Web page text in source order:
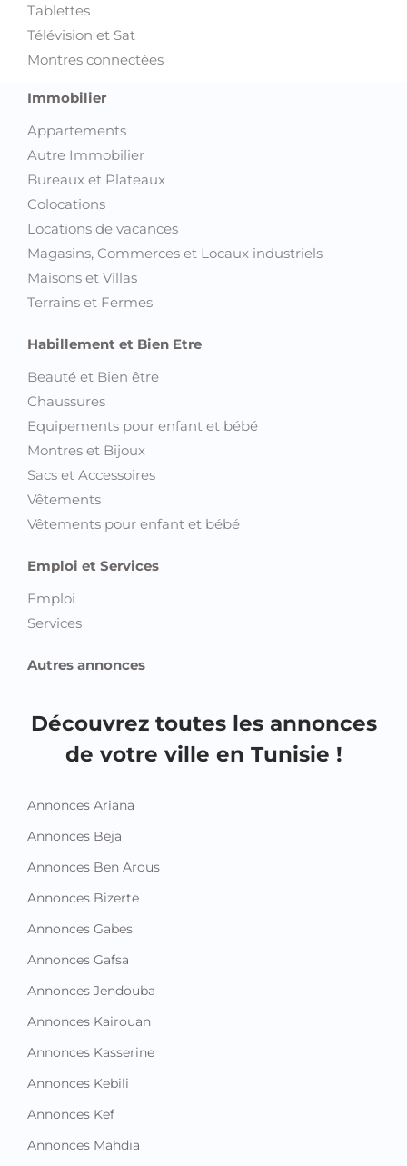
Tablettes
Télévision et Sat
Montres connectées
Immobilier
Appartements
Autre Immobilier
Bureaux et Plateaux
Colocations
Locations de vacances
Magasins, Commerces et Locaux industriels
Maisons et Villas
Terrains et Fermes
Habillement et Bien Etre
Beauté et Bien être
Chaussures
Equipements pour enfant et bébé
Montres et Bijoux
Sacs et Accessoires
Vêtements
Vêtements pour enfant et bébé
Emploi et Services
Emploi
Services
Autres annonces
Découvrez toutes les annonces
de votre ville en Tunisie !
Annonces Ariana
Annonces Beja
Annonces Ben Arous
Annonces Bizerte
Annonces Gabes
Annonces Gafsa
Annonces Jendouba
Annonces Kairouan
Annonces Kasserine
Annonces Kebili
Annonces Kef
Annonces Mahdia